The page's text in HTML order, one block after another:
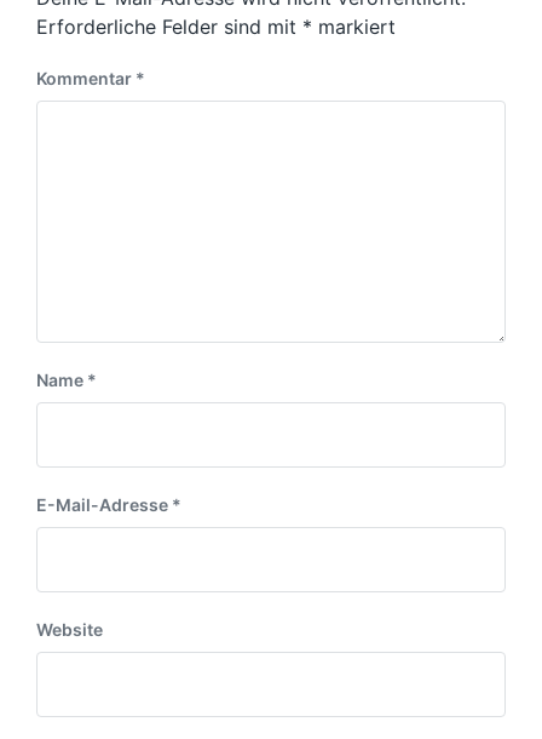
Erforderliche Felder sind mit * markiert
Kommentar *
Name *
E-Mail-Adresse *
Website